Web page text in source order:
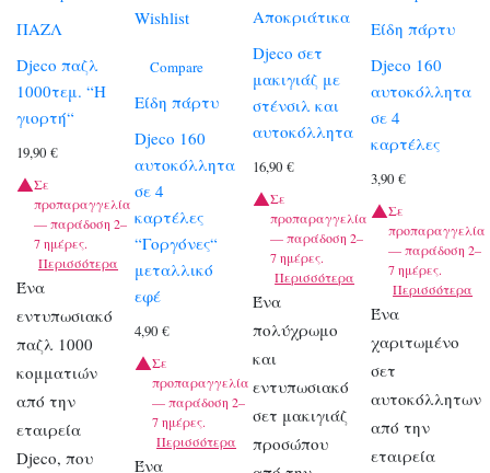
ΠΑΖΛ
Djeco παζλ
1000τεμ. “Η
γιορτή“
19,90 €
Σε
προπαραγγελία
— παράδοση 2–
7 ημέρες.
Περισσότερα
Ένα
εντυπωσιακό
παζλ 1000
κομματιών
από την
εταιρεία
Djeco, που
Wishlist
Compare
Είδη πάρτυ
Djeco 160
αυτοκόλλητα
σε 4
καρτέλες
“Γοργόνες“
μεταλλικό
εφέ
4,90€
Σε
προπαραγγελία
— παράδοση 2–
7 ημέρες.
Περισσότερα
Ένα
Αποκριάτικα
Djeco σετ
μακιγιάζ με
στένσιλ και
αυτοκόλλητα
16,90€
Σε
προπαραγγελία
— παράδοση 2–
7 ημέρες.
Περισσότερα
Ένα
πολύχρωμο
και
εντυπωσιακό
σετ μακιγιάζ
προσώπου
Είδη πάρτυ
Djeco 160
αυτοκόλλητα
σε 4
καρτέλες
3,90€
Σε
προπαραγγελία
— παράδοση 2–
7 ημέρες.
Περισσότερα
Ένα
χαριτωμένο
σετ
αυτοκόλλητων
από την
εταιρεία